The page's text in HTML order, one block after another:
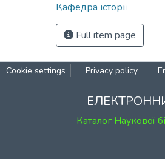
Кафедра історії
Full item page
Cookie settings Privacy policy
Каталог Наукової